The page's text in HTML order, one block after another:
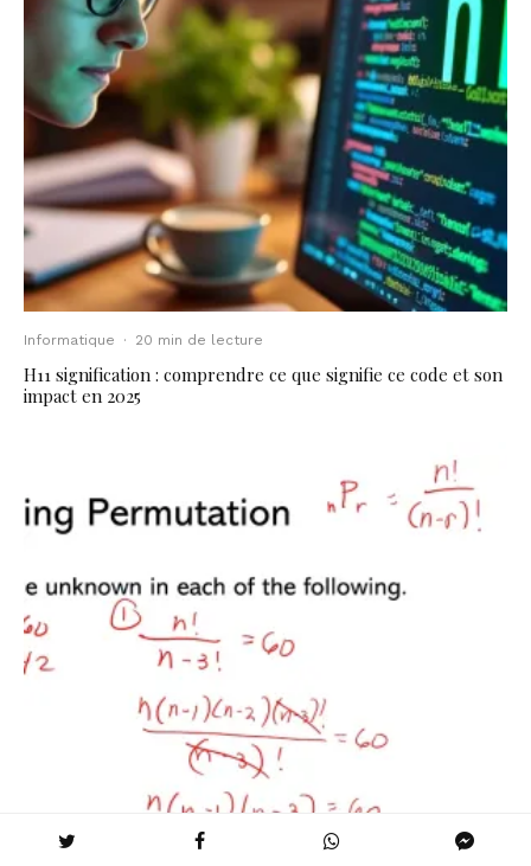
Informatique · 20 min de lecture
H11 signification : comprendre ce que signifie ce code et son
impact en 2025